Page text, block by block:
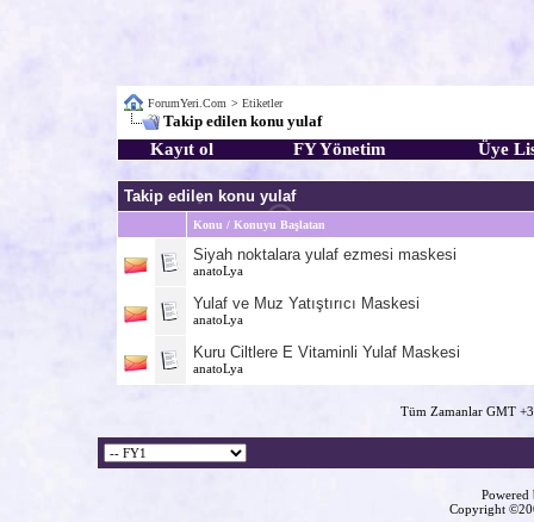
ForumYeri.Com > Etiketler
Takip edilen konu yulaf
Kayıt ol FY Yönetim Üye
Takip edilen konu yulaf
Konu / Konuyu Başlatan
Siyah noktalara yulaf ezmesi maskesi
anatoLya
Yulaf ve Muz Yatıştırıcı Maskesi
anatoLya
Kuru Ciltlere E Vitaminli Yulaf Maskesi
anatoLya
Tüm Zamanlar GMT
Copyright